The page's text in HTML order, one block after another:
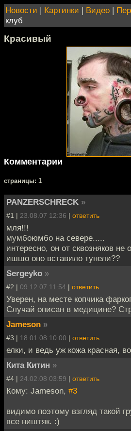
Новости | Картинки | Видео |
клуб
Красивый
Комментарии
cтраницы: 1
PANZERSCHRECK »
#1 | 23.08.07 12:36 | ответить
мля!!!
мумбоюмбо на севере.....
интересно, он от сквозняков не
ишшо оно вставило тунели??
Sergeyko »
#2 | 09.12.07 11:54 | ответить
Уверен, на месте копчика
Случай описан в медицине?
Jameson »
#3 | 18.01.08 10:00 | ответить
елки, и ведь уж кожа красная,
Кита Китин »
#4 | 24.02.08 03:59 | ответить
Кому: Jameson, #3
видимо поэтому взгляд такой
все ништяк. :)